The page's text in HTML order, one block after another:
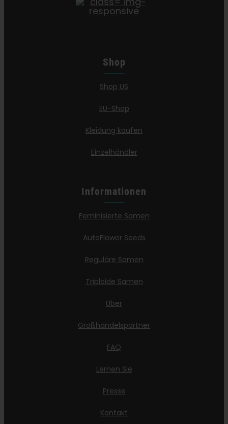
Shop
Shop US
EU-Shop
Kleidung kaufen
Einzelhändler
Informationen
Feminisierte Samen
AutoFlower Seeds
Reguläre Samen
Triploide Samen
Über
Großhandelspartner
FAQ
Lernen Sie
Presse
Kontakt